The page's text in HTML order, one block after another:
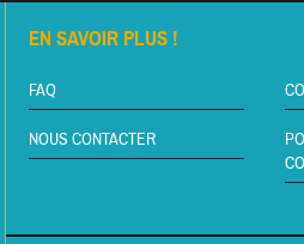
EN SAVOIR PLUS !
FAQ
NOUS CONTACTER